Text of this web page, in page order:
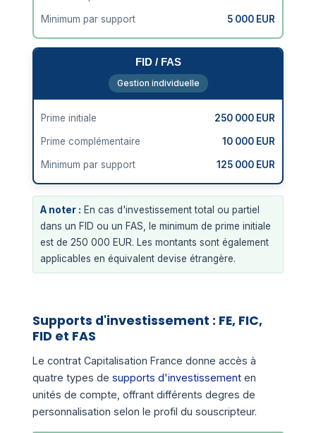
Minimum par support 5 000 EUR
FID / FAS
Gestion individuelle
Prime initiale 250 000 EUR
Prime complémentaire 10 000 EUR
Minimum par support 125 000 EUR
A noter : En cas d'investissement total ou partiel
dans un FID ou un FAS, le minimum de prime initiale
est de 250 000 EUR. Les montants sont également
applicables en équivalent devise étrangère.
Supports d'investissement : FE, FIC,
FID et FAS
Le contrat Capitalisation France donne accès à
quatre types desupports d'investissement en
unités de compte, offrant différents degres de
personnalisation selon le profil du souscripteur.